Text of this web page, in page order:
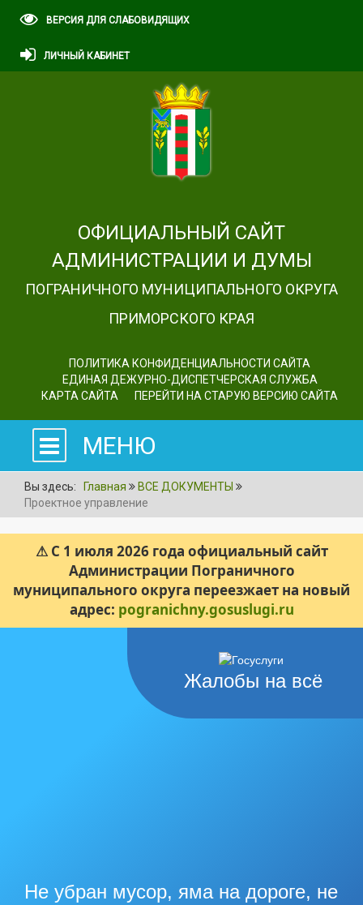
ВЕРСИЯ ДЛЯ СЛАБОВИДЯЩИХ
ЛИЧНЫЙ КАБИНЕТ
ОФИЦИАЛЬНЫЙ САЙТ
АДМИНИСТРАЦИИ И ДУМЫ
ПОГРАНИЧНОГО МУНИЦИПАЛЬНОГО ОКРУГА
ПРИМОРСКОГО КРАЯ
ПОЛИТИКА КОНФИДЕНЦИАЛЬНОСТИ САЙТА
ЕДИНАЯ ДЕЖУРНО-ДИСПЕТЧЕРСКАЯ СЛУЖБА
КАРТА САЙТА
ПЕРЕЙТИ НА СТАРУЮ ВЕРСИЮ САЙТА
МЕНЮ
Вы здесь: Главная
ВСЕ ДОКУМЕНТЫ
Проектное управление
⚠ С 1 июля 2026 года официальный сайт
Администрации Пограничного
муниципального округа переезжает на новый
адрес: pogranichny.gosuslugi.ru
Жалобы на всё
Не убран мусор, яма на дороге, не